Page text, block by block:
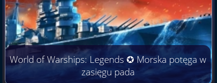
World of Warships: Legends ✪ Morska potęga w
zasięgu pada